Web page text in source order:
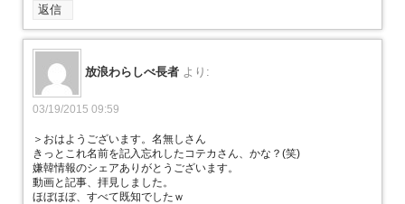
返信
放浪わらしべ長者 より:
03/19/2015 09:59
＞おはようございます。名無しさん
きっとこれ名前を記入忘れしたコテカさん、かな？(笑)
嫌韓情報のシェアありがとうございます。
動画と記事、拝見しました。
ほぼほぼ、すべて既知でしたｗ